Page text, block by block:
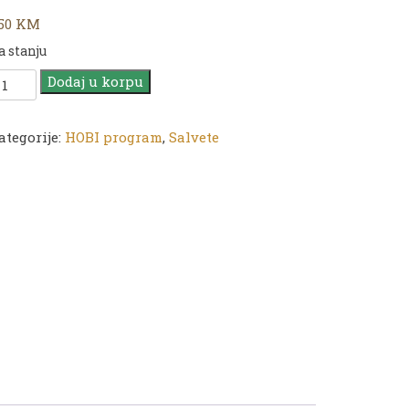
KM
stanju
Dodaj u korpu
HOBI program, Salvete